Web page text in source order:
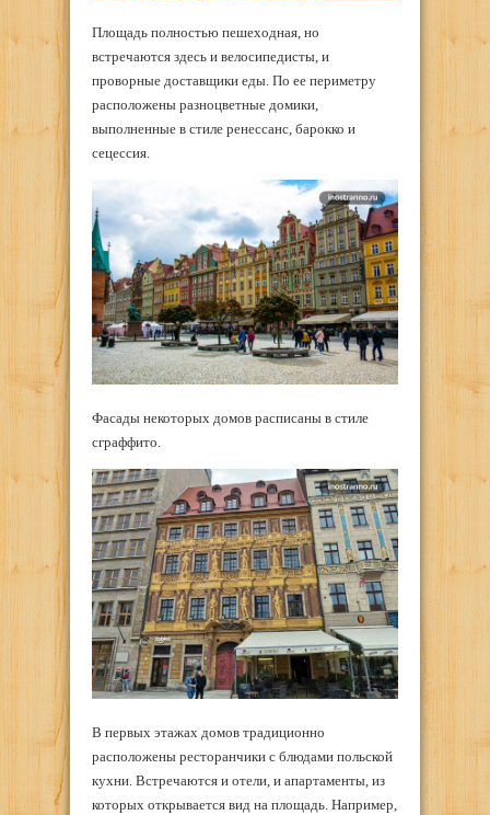
Площадь полностью пешеходная, но
встречаются здесь и велосипедисты, и
проворные доставщики еды. По ее периметру
расположены разноцветные домики,
выполненные в стиле ренессанс, барокко и
сецессия.
Фасады некоторых домов расписаны в стиле
сграффито.
В первых этажах домов традиционно
расположены ресторанчики с блюдами польской
кухни. Встречаются и отели, и апартаменты, из
которых открывается вид на площадь. Например,